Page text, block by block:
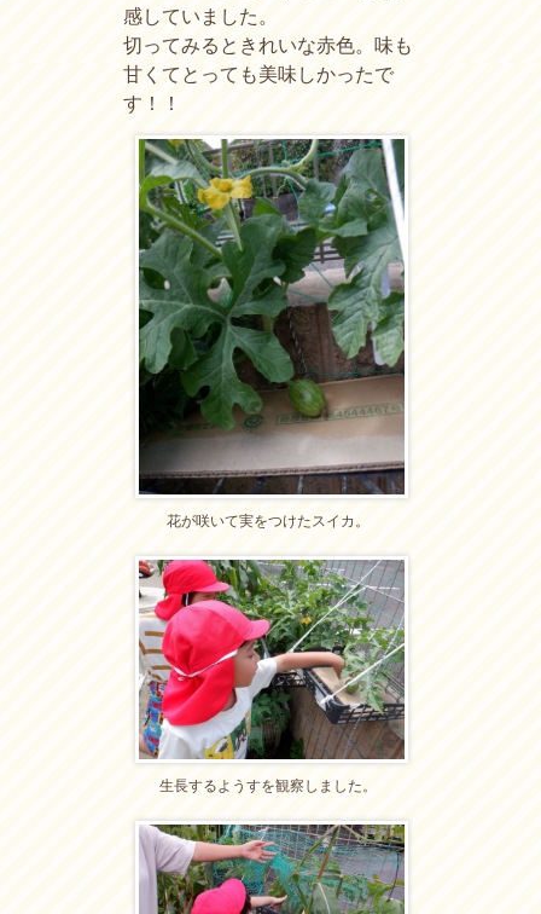
感していました。
切ってみるときれいな赤色。味も
甘くてとっても美味しかったで
す！！
花が咲いて実をつけたスイカ。
生長するようすを観察しました。